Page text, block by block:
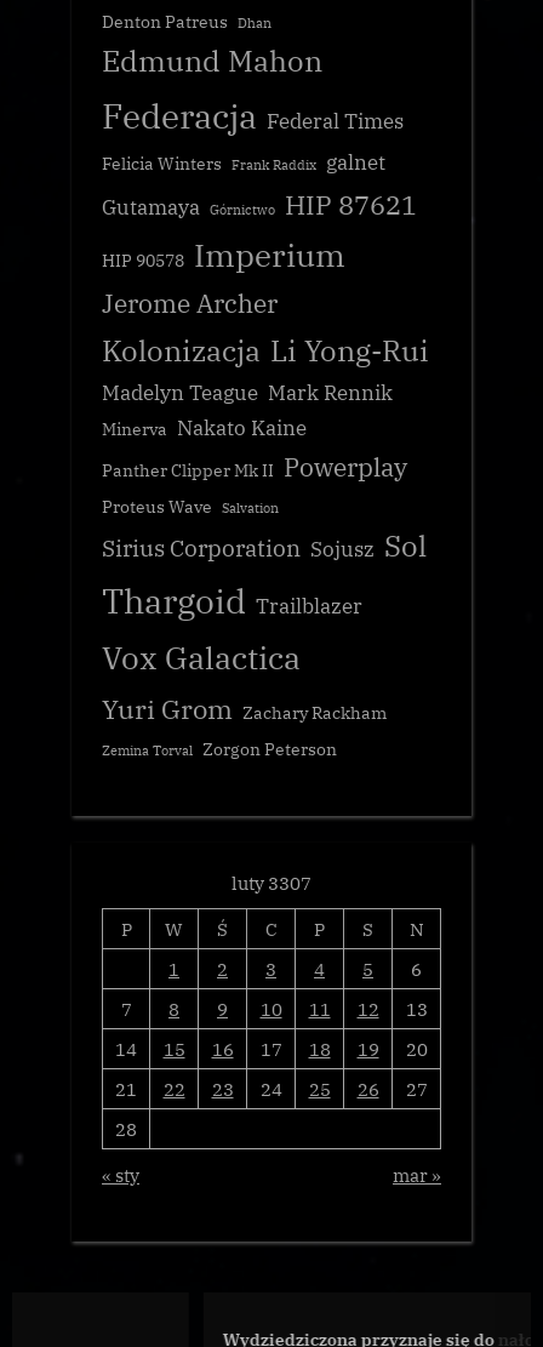
Denton Patreus
Dhan
Edmund Mahon
Federacja Federal Times
Felicia Winters Frank Raddix
galnet
Gutamaya Górnictwo HIP 87621
HIP 90578 Imperium
Jerome Archer
Kolonizacja Li Yong-Rui
Madelyn Teague Mark Rennik
Minerva Nakato Kaine
Panther Clipper Mk II Powerplay
Proteus Wave Salvation
Sirius Corporation Sojusz Sol
Thargoid Trailblazer
Vox Galactica
Yuri Grom Zachary Rackham
Zemina Torval Zorgon Peterson
luty 3307
P
W Ś C P S
N
1
2 3 4 5
6
7
8 9 10 11 12
13
14
15 16 17 18 19
20
21
22 23 24 25 26
27
28
« sty
mar »
Wydziedziczona przyznaje się do nałogu